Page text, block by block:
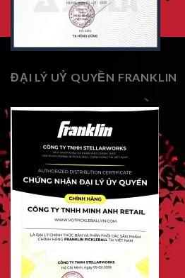
ĐẠI LÝ UỶ QUYỀN FRANKLIN